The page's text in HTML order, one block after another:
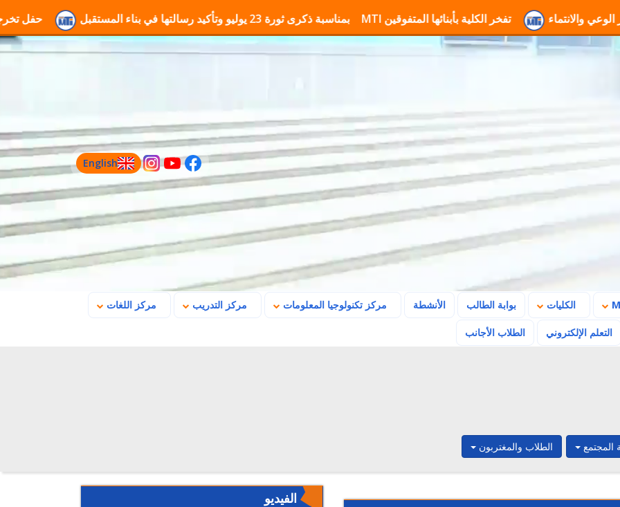
تهنئة جامعة MTI بمناسبة ذكرى ثورة 23 يوليو وتأكيد رسالتها في بناء المستقبل حفل تخرجك... لحظة تفخر الكلية بأبنائها المتفوقين
English
(current)
الكليات بوابة الطالب الأنشطة مركز تكنولوجيا المعلومات مركز التدريب مركز اللغات
التعلم الإلكتروني الطلاب الأجانب
المجتمع الطلاب والمغتربون
الفيديو